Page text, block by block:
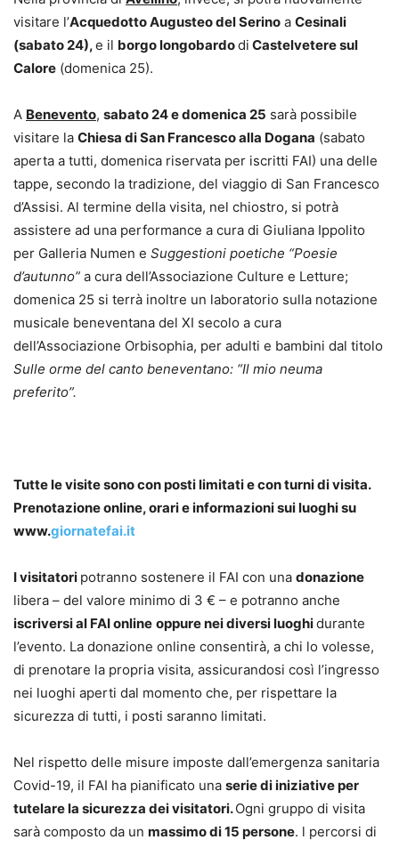
visitare l’Acquedotto Augusteo del Serino a Cesinali
(sabato 24),e il borgo longobardodi Castelvetere sul
Calore (domenica 25).
A Benevento, sabato 24 e domenica 25 sarà possibile
visitare la Chiesa di San Francesco alla Dogana (sabato
aperta a tutti, domenica riservata per iscritti FAI) una delle
tappe, secondo la tradizione, del viaggio di San Francesco
d’Assisi. Al termine della visita, nel chiostro, si potrà
assistere ad una performance a cura di Giuliana Ippolito
per Galleria Numen e Suggestioni poetiche “Poesie
d’autunno” a cura dell’Associazione Culture e Letture;
domenica 25 si terrà inoltre un laboratorio sulla notazione
musicale beneventana del XI secolo a cura
dell’Associazione Orbisophia, per adulti e bambini dal titolo
Sulle orme del canto beneventano: “Il mio neuma
preferito”.
Tutte le visite sono con posti limitati e con turni di visita.
Prenotazione online, orari e informazioni sui luoghi su
www.giornatefai.it
I visitatori potranno sostenere il FAI con una donazione
libera – del valore minimo di 3 € – e potranno anche
iscriversi al FAI online oppure nei diversi luoghidurante
l’evento. La donazione online consentirà, a chi lo volesse,
di prenotare la propria visita, assicurandosi così l’ingresso
nei luoghi aperti dal momento che, per rispettare la
sicurezza di tutti, i posti saranno limitati.
Nel rispetto delle misure imposte dall’emergenza sanitaria
Covid-19, il FAI ha pianificato una serie di iniziative per
tutelare la sicurezza dei visitatori.Ogni gruppo di visita
sarà composto da un massimo di 15 persone. l percorsi di